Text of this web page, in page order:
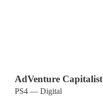
AdVenture Capitalist
PS4 — Digital